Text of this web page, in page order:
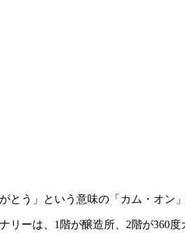
とう」という意味の「カム・オン
リーは、1階が醸造所、2階が360度